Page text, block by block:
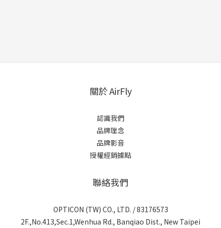
關於 AirFly
認識我們
品牌理念
品牌影音
授權經銷據點
聯絡我們
OPTICON (TW) CO., LTD. / 83176573
2F.,No.413,Sec.1,Wenhua Rd., Banqiao Dist., New Taipei